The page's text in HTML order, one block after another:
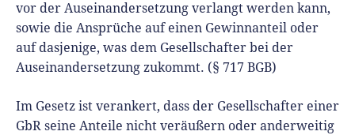
vor der Auseinandersetzung verlangt werden kann,
sowie die Ansprüche auf einen Gewinnanteil oder
auf dasjenige, was dem Gesellschafter bei der
Auseinandersetzung zukommt. (§ 717 BGB)
Im Gesetz ist verankert, dass der Gesellschafter einer
GbR seine Anteile nicht veräußern oder anderweitig